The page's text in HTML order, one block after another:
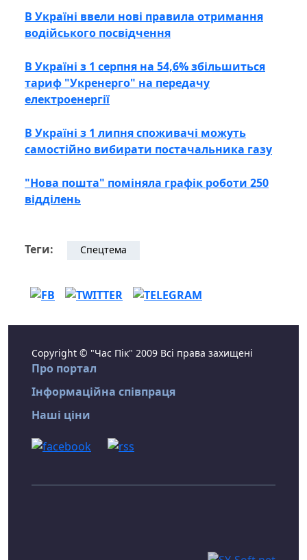
В Україні ввели нові правила отримання
водійського посвідчення
В Україні з 1 серпня на 54,6% збільшиться
тариф "Укренерго" на передачу
електроенергії
В Україні з 1 липня споживачі можуть
самостійно вибирати постачальника газу
"Нова пошта" поміняла графік роботи 250
відділень
Теги: Спецтема
Copyright © "Час Пік" 2009 Всі права захищені
Про портал
Інформаційна співпраця
Наші ціни